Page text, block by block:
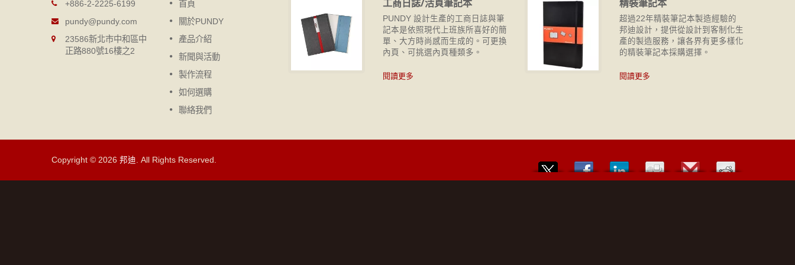
+886-2-2225-6199
pundy@pundy.com
23586新北市中和區中
正路880號16樓之2
首頁
關於PUNDY
產品介紹
新聞與活動
製作流程
如何選購
聯絡我們
抽取式筆記本
DIY抽取式筆記本，輕薄、方便攜
可自由抽換，甚至可外加各種配
閱讀更多
工商日誌/活頁筆記本
PUNDY 設計生產的工商日誌與筆
記本是依照現代上班族所喜好的簡
單、大方時尚感而生成的。可更換
內頁、可挑選內頁種類多。
閱讀更多
精裝筆記本
超過22年精裝筆記本製造經驗的
邦迪設計，提供從設計到客制化生
產的製造服務，讓各界有更多樣化
的精裝筆記本採購選擇。
閱讀更多
Copyright © 2026 邦迪. All Rights Reserved.